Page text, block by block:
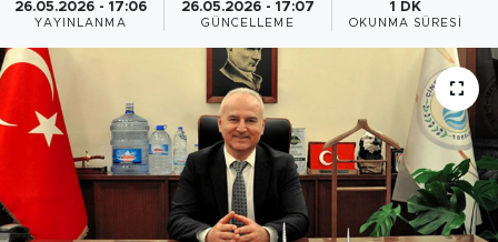
26.05.2026 - 17:06
YAYINLANMA
26.05.2026 - 17:07
GÜNCELLEME
1 DK
OKUNMA SÜRESI